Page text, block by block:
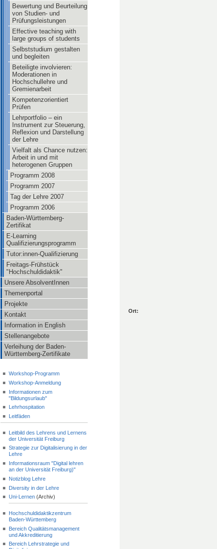
Bewertung und Beurteilung
von Studien- und
Prüfungsleistungen
Effective teaching with
large groups of students
Selbststudium gestalten
und begleiten
Beteiligte involvieren:
Moderationen in
Hochschullehre und
Gremienarbeit
Kompetenzorientiert
Prüfen
Lehrportfolio – ein
Instrument zur Steuerung,
Reflexion und Darstellung
der Lehre
Vielfalt als Chance nutzen:
Arbeit in und mit
heterogenen Gruppen
Programm 2008
Programm 2007
Tag der Lehre 2007
Programm 2006
Baden-Württemberg-
Zertifikat
E-Learning
Qualifizierungsprogramm
Tutor:innen-Qualifizierung
Freitags-Frühstück
"Hochschuldidaktik"
Unsere AbsolventInnen
Themenportal
Projekte
Kontakt
Information in English
Stellenangebote
Verleihung der Baden-
Württemberg-Zertifikate
Workshop-Programm
Workshop-Anmeldung
Informationen zum
"Bildungsurlaub"
Lehrhospitation
Leitfäden
Leitbild des Lehrens und Lernens
der Universität Freiburg
Strategie zur Digitalisierung in der
Lehre
Informationsraum "Digital lehren
an der Universität Freiburg)"
Notizblog Lehre
Diversity in der Lehre
Uni-Lernen(Archiv)
Hochschuldidaktikzentrum
Baden-Württemberg
Bereich Qualitätsmanagement
und Akkreditierung
Bereich Lehrstrategie und
Ort: